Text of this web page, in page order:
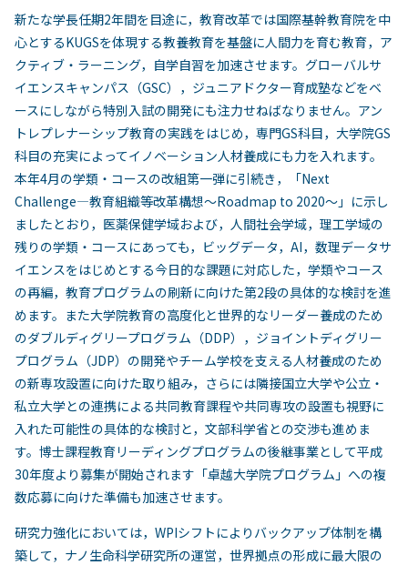
新たな学長任期2年間を目途に，教育改革では国際基幹教育院を中
心とするKUGSを体現する教養教育を基盤に人間力を育む教育，ア
クティブ・ラーニング，自学自習を加速させます。グローバルサ
イエンスキャンパス（GSC），ジュニアドクター育成塾などをベ
ースにしながら特別入試の開発にも注力せねばなりません。アン
トレプレナーシップ教育の実践をはじめ，専門GS科目，大学院GS
科目の充実によってイノベーション人材養成にも力を入れます。
本年4月の学類・コースの改組第一弾に引続き，「Next
Challenge―教育組織等改革構想～Roadmap to 2020～」に示し
ましたとおり，医薬保健学域および，人間社会学域，理工学域の
残りの学類・コースにあっても，ビッグデータ，AI，数理データサ
イエンスをはじめとする今日的な課題に対応した，学類やコース
の再編，教育プログラムの刷新に向けた第2段の具体的な検討を進
めます。また大学院教育の高度化と世界的なリーダー養成のため
のダブルディグリープログラム（DDP），ジョイントディグリー
プログラム（JDP）の開発やチーム学校を支える人材養成のため
の新専攻設置に向けた取り組み，さらには隣接国立大学や公立・
私立大学との連携による共同教育課程や共同専攻の設置も視野に
入れた可能性の具体的な検討と，文部科学省との交渉も進めま
す。博士課程教育リーディングプログラムの後継事業として平成
30年度より募集が開始されます「卓越大学院プログラム」への複
数応募に向けた準備も加速させます。
研究力強化においては，WPIシフトによりバックアップ体制を構
築して，ナノ生命科学研究所の運営，世界拠点の形成に最大限の